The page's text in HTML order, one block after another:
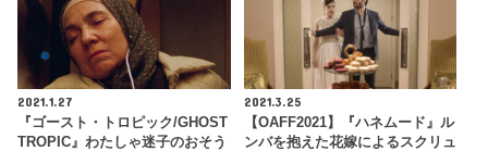
2021.1.27
『ゴースト・トロピック/GHOST
TROPIC』わたしゃ迷子のおそう
2021.3.25
【OAFF2021】『ハネムード』ル
ンバを抱えた花嫁によるスクリュ